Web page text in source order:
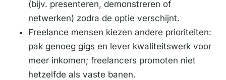
(bijv. presenteren, demonstreren of
netwerken) zodra de optie verschijnt.
Freelance mensen kiezen andere prioriteiten:
pak genoeg gigs en lever kwaliteitswerk voor
meer inkomen; freelancers promoten niet
hetzelfde als vaste banen.